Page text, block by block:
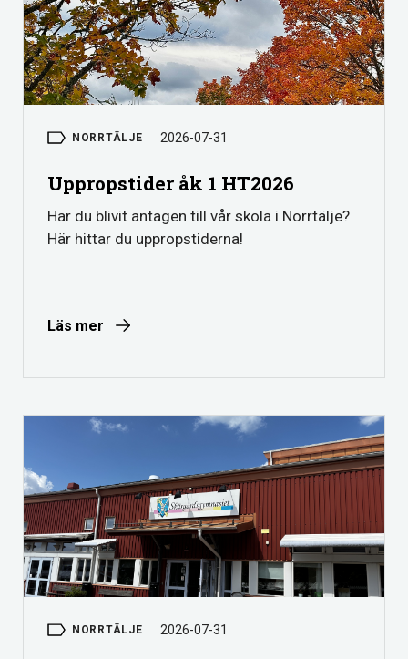
NORRTÄLJE 2026-07-31
Uppropstider åk 1 HT2026
Har du blivit antagen till vår skola i Norrtälje?
Här hittar du uppropstiderna!
Läs mer
NORRTÄLJE 2026-07-31